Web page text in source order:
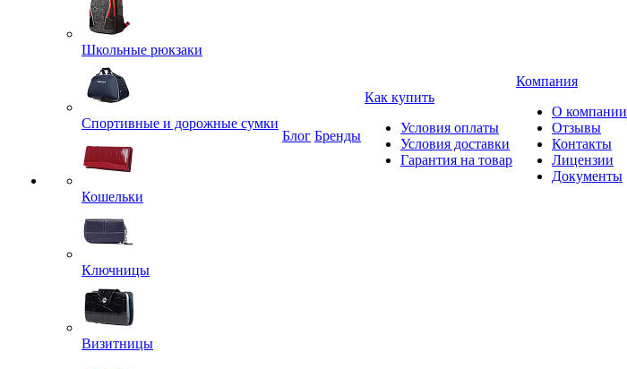
Школьные рюкзаки
Спортивные и дорожные сумки
Кошельки
Ключницы
Визитницы
Блог Бренды
Как купить
Условия оплаты
Условия доставки
Гарантия на товар
Компания
О компании
Отзывы
Контакты
Лицензии
Документы